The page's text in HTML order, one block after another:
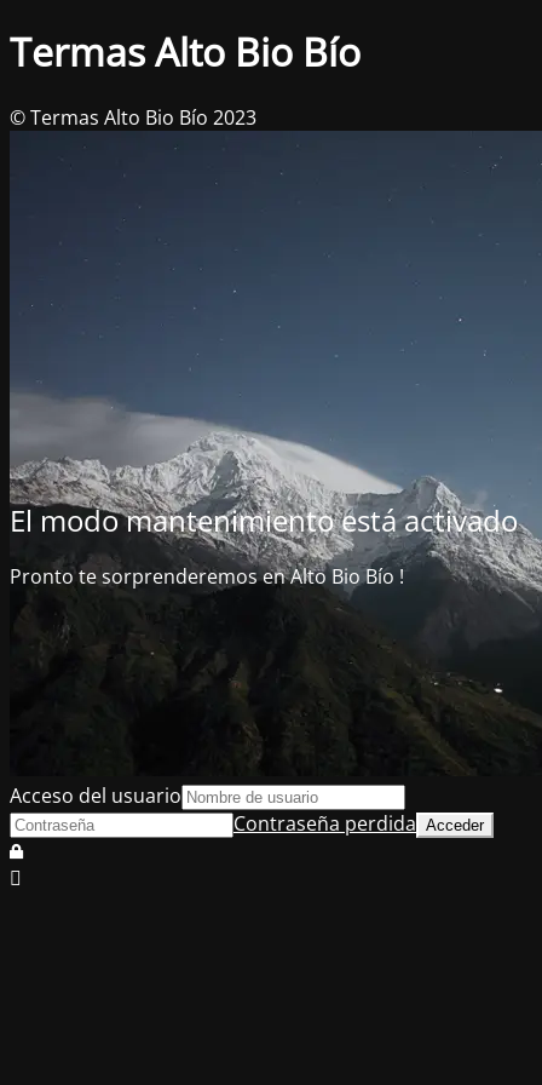
Termas Alto Bio Bío
El modo mantenimiento está activado
Pronto te sorprenderemos en Alto Bio Bío !
© Termas Alto Bio Bío 2023
Acceso del usuario
Contraseña perdida